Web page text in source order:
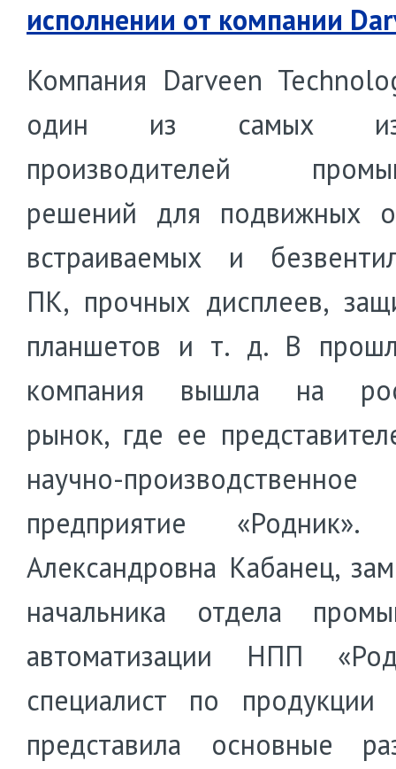
исполнении от компании
Компания Darveen
один из самых
производителей
решений для подвижных
встраиваемых и
ПК, прочных дисплеев,
планшетов и т. д. В
компания вышла на
рынок, где ее
научно-производственное
предприятие «Родник».
Александровна Кабанец,
начальника отдела
автоматизации НПП
специалист по продукции
представила основные